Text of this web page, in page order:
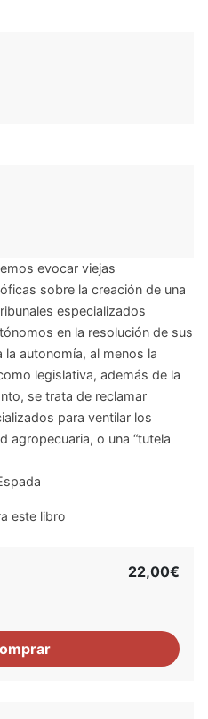
evocar viejas
sobre la creación de una
especializados
en la resolución de sus
autonomía, al menos la
legislativa, además de la
se trata de reclamar
para ventilar los
agropecuaria, o una “tutela
este libro
22,00€